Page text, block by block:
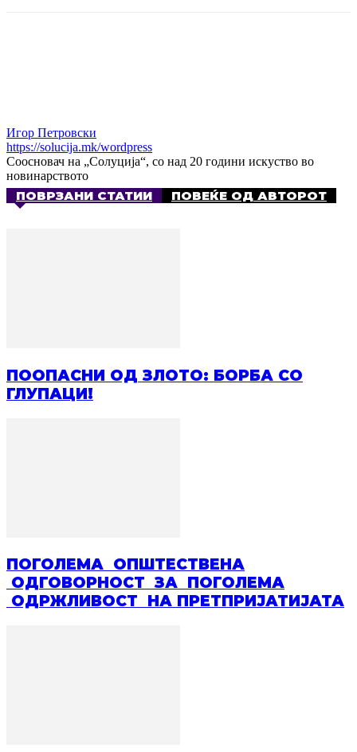
Игор Петровски
https://solucija.mk/wordpress
Соосновач на „Солуција“, со над 20 години искуство во
новинарството
ПОВРЗАНИ СТАТИИ ПОВЕЌЕ ОД АВТОРОТ
ПООПАСНИ ОД ЗЛОТО: БОРБА СО
ГЛУПАЦИ!
ПОГОЛЕМА ОПШТЕСТВЕНА
ОДГОВОРНОСТ ЗА ПОГОЛЕМА
ОДРЖЛИВОСТ НА ПРЕТПРИЈАТИЈАТА